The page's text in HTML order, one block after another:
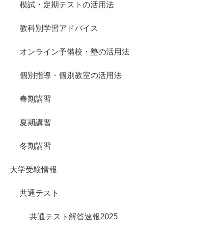
模試・定期テストの活用法
教科別学習アドバイス
オンライン予備校・塾の活用法
個別指導・個別教室の活用法
春期講習
夏期講習
冬期講習
大学受験情報
共通テスト
共通テスト解答速報2025